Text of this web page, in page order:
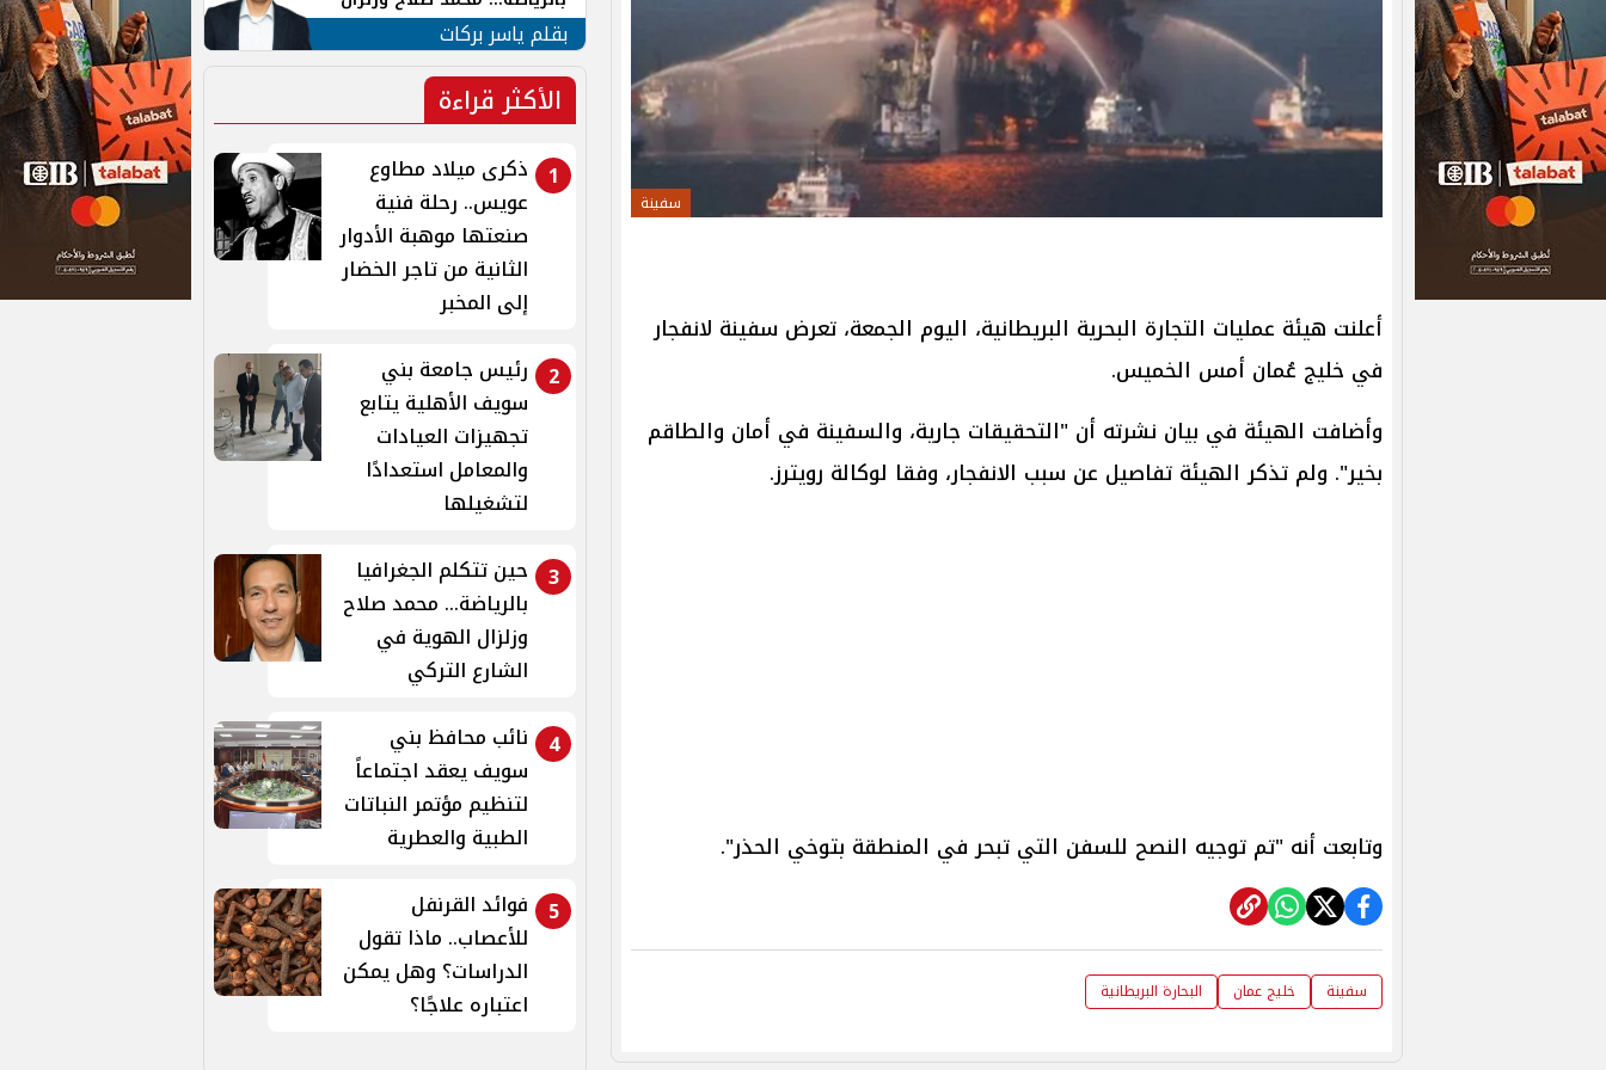
سفينة
أعلنت هيئة عمليات التجارة البحرية البريطانية، اليوم الجمعة، تعرض سفينة لانفجار
في خليج عُمان أمس الخميس.
وأضافت الهيئة في بيان نشرته أن "التحقيقات جارية، والسفينة في أمان والطاقم
بخير". ولم تذكر الهيئة تفاصيل عن سبب الانفجار، وفقا لوكالة رويترز.
وتابعت أنه "تم توجيه النصح للسفن التي تبحر في المنطقة بتوخي الحذر".
سفينة خليج عمان البحارة البريطانية
الهوية في الشارع التركي
بقلم ياسر بركات
الأكثر قراءة
1
ذكرى ميلاد مطاوع
عويس.. رحلة فنية
صنعتها موهبة الأدوار
الثانية من تاجر الخضار
إلى المخبر
2
رئيس جامعة بني
سويف الأهلية يتابع
تجهيزات العيادات
والمعامل استعدادًا
لتشغيلها
3 حين تتكلم الجغرافيا
بالرياضة... محمد صلاح
وزلزال الهوية في
الشارع التركي
4
نائب محافظ بني
سويف يعقد اجتماعاً
لتنظيم مؤتمر النباتات
الطبية والعطرية
5
فوائد القرنفل
للأعصاب.. ماذا تقول
الدراسات؟ وهل يمكن
اعتباره علاجًا؟